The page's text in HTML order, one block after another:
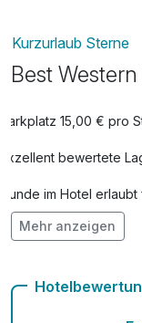
Kurzurlaub Sterne
Best
Parkplatz 15,00 € pro
Exzellent bewertete
Hunde im Hotel
Kostenloses W-LAN
Mehr anzeigen